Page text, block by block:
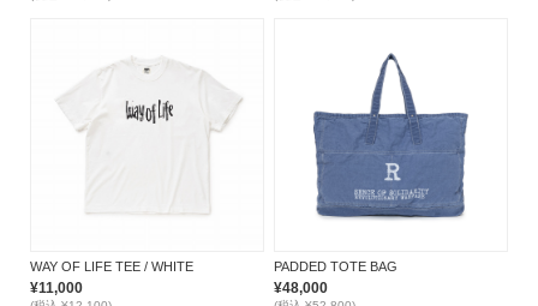
WAY OF LIFE TEE / WHITE
¥11,000
PADDED TOTE BAG
¥48,000